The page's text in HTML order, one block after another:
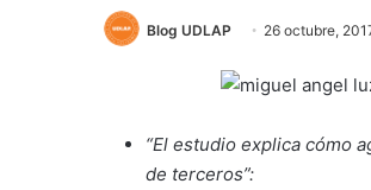
Blog UDLAP 26 octubre,
“El estudio explica cómo
de terceros”: